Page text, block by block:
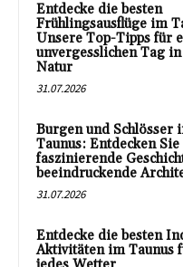
Entdecke die besten
Frühlingsausflüge im
Unsere Top-Tipps für
unvergesslichen Tag
Natur
31.07.2026
Burgen und Schlösser
Taunus: Entdecken
faszinierende
beeindruckende
31.07.2026
Entdecke die besten
Aktivitäten im Taunus